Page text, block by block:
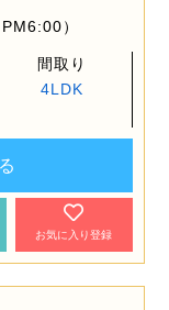
）
間取り
4LDK
お気に入り登録